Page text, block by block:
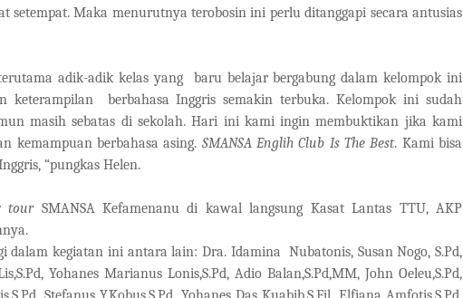
setempat. Maka menurutnya terobosin ini perlu ditanggapi secara antusias
adik-adik kelas yang
baru belajar bergabung dalam kelompok ini
keterampilan
berbahasa Inggris semakin terbuka. Kelompok ini sudah
masih sebatas di sekolah. Hari ini kami ingin membuktikan jika kami
kemampuan berbahasa asing. SMANSA Englih Club Is The Best. Kami bisa
“pungkas Helen.
tourSMANSA Kefamenanu di kawal langsung Kasat Lantas TTU, AKP
dalam kegiatan ini antara lain: Dra. Idamina Nubatonis, Susan Nogo, S.Pd,
Yohanes Marianus Lonis,S.Pd, Adio Balan,S.Pd,MM, John Oeleu,S.Pd,